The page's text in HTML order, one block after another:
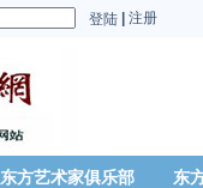
登陆| 注册
东方艺术家俱乐部 东